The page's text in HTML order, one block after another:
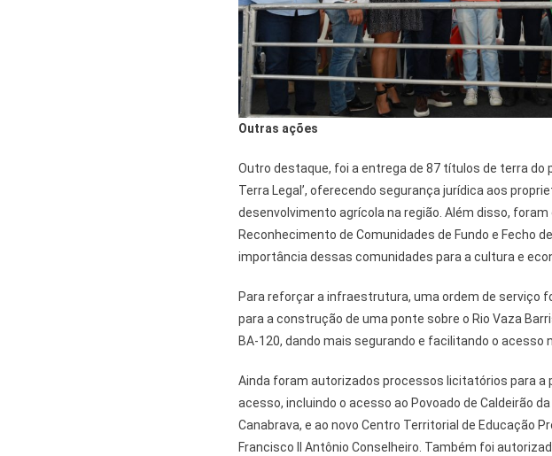
Outras ações
Outro destaque, foi a entrega de 87 títulos de terra do
Terra Legal’, oferecendo segurança jurídica aos
desenvolvimento agrícola na região. Além disso,
Reconhecimento de Comunidades de Fundo e Fecho
importância dessas comunidades para a cultura e
Para reforçar a infraestrutura, uma ordem de serviço
para a construção de uma ponte sobre o Rio Vaza
BA-120, dando mais segurando e facilitando o acesso
Ainda foram autorizados processos licitatórios para a
acesso, incluindo o acesso ao Povoado de Caldeirão
Canabrava, e ao novo Centro Territorial de Educação
Francisco II Antônio Conselheiro. Também foi